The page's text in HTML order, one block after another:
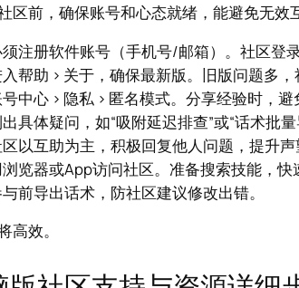
区前，确保账号和心态就绪，能避免无效
须注册软件账号（手机号/邮箱）。社区登
入帮助 > 关于，确保最新版。旧版问题多，
号中心 > 隐私 > 匿名模式。分享经验时，避
出具体疑问，如“吸附延迟排查”或“话术批
区以互助为主，积极回复他人问题，提升
浏览器或App访问社区。准备搜索技能，快
前导出话术，防社区建议修改出错。
高效。